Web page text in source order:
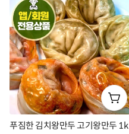
푸짐한 김치왕만두 고기왕만두 1k